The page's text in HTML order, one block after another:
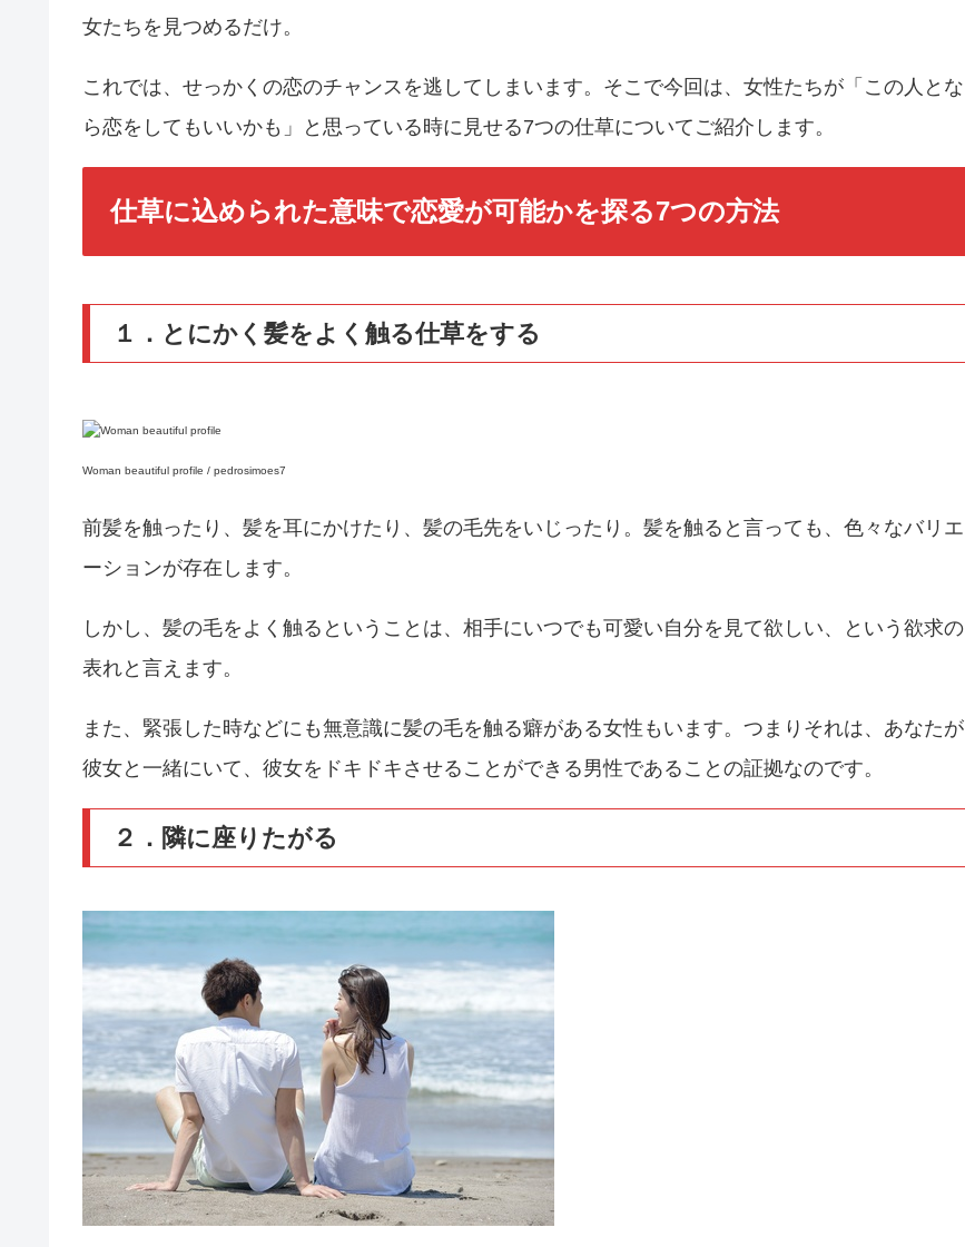
女たちを見つめるだけ。
これでは、せっかくの恋のチャンスを逃してしまいます。そこで今回は、女性たちが「この人とな
ら恋をしてもいいかも」と思っている時に見せる7つの仕草についてご紹介します。
仕草に込められた意味で恋愛が可能かを探る7つの方法
１．とにかく髪をよく触る仕草をする
Woman beautiful profile / pedrosimoes7
前髪を触ったり、髪を耳にかけたり、髪の毛先をいじったり。髪を触ると言っても、色々なバリエ
ーションが存在します。
しかし、髪の毛をよく触るということは、相手にいつでも可愛い自分を見て欲しい、という欲求の
表れと言えます。
また、緊張した時などにも無意識に髪の毛を触る癖がある女性もいます。つまりそれは、あなたが
彼女と一緒にいて、彼女をドキドキさせることができる男性であることの証拠なのです。
２．隣に座りたがる